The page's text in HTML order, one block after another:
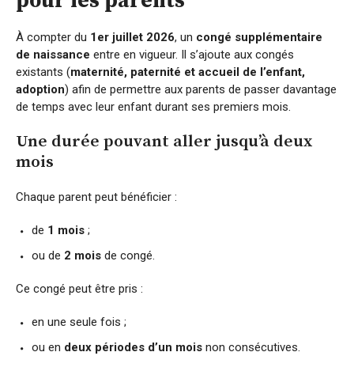
À compter du 1er juillet 2026, un congé supplémentaire
de naissance entre en vigueur. Il s’ajoute aux congés
existants (maternité, paternité et accueil de l’enfant,
adoption) afin de permettre aux parents de passer davantage
de temps avec leur enfant durant ses premiers mois.
Une durée pouvant aller jusqu’à deux
mois
Chaque parent peut bénéficier :
de 1 mois ;
ou de 2 mois de congé.
Ce congé peut être pris :
en une seule fois ;
ou en deux périodes d’un mois non consécutives.